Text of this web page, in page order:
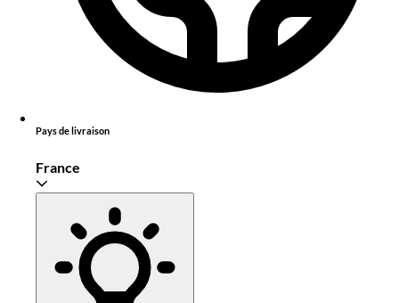
Pays de livraison
France